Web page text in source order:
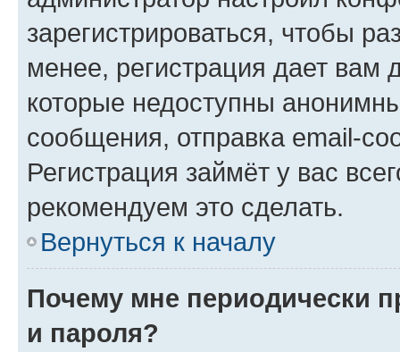
зарегистрироваться, чтобы
менее, регистрация дает вам
которые недоступны
сообщения, отправка email-
Регистрация займёт у вас
рекомендуем это сделать.
Вернуться к началу
Почему мне периодически
и пароля?